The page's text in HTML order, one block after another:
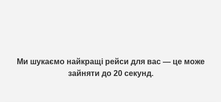
Ми шукаємо найкращі рейси для вас — це може
зайняти до 20 секунд.